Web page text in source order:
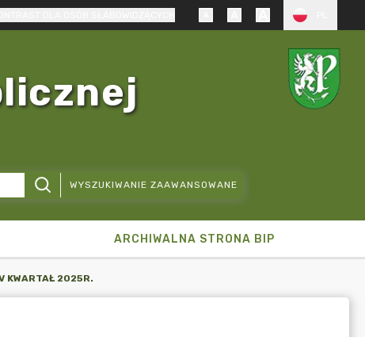
WYSZUKIWANIE ZAAWANSOWANE
ARCHIWALNA STRONA BIP
KWARTAŁ 2025R.